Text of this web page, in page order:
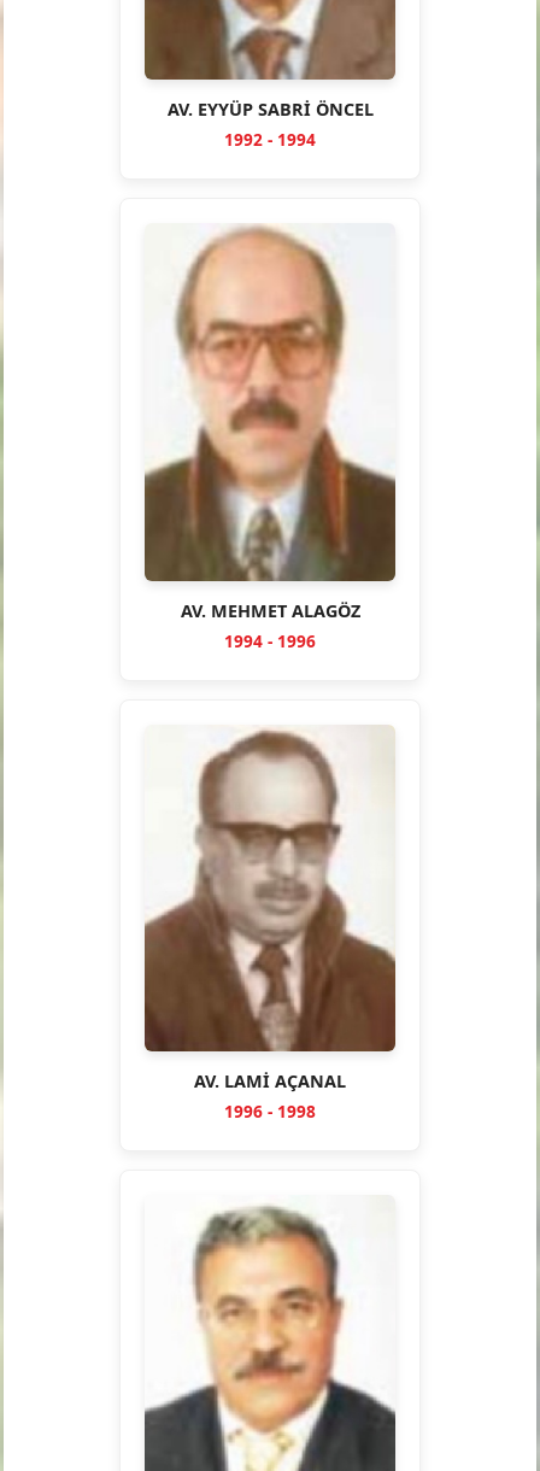
AV. EYYÜP SABRİ ÖNCEL
1992 - 1994
AV. MEHMET ALAGÖZ
1994 - 1996
AV. LAMİ AÇANAL
1996 - 1998